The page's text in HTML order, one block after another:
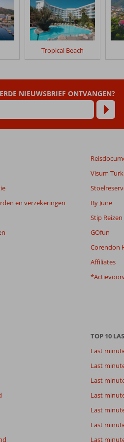
Eten
Kamers
Wifi
Tropical Beach
NIEUWSBRIEF ONTVANGEN?
en verzekeringen
Visum
By June
Stip Reizen
GOfun
Corendon
Affiliates
TOP 10
Last
Last
Last
Last
Last
Last
Last